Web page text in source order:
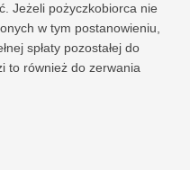
Jeżeli pożyczkobiorca nie
w tym postanowieniu,
spłaty pozostałej do
to również do zerwania